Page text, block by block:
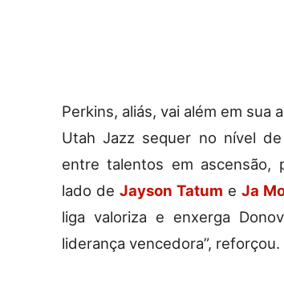
Perkins, aliás, vai além em sua
Utah Jazz sequer no nível
entre talentos em ascensão,
lado deJayson Tatum eJa
liga valoriza e enxerga
liderança vencedora”, reforçou.